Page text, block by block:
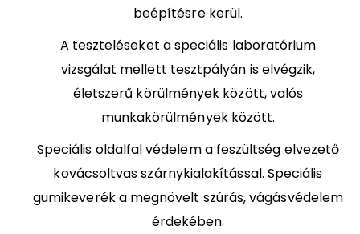
beépítésre kerül.
A teszteléseket a speciális laboratórium
vizsgálat mellett tesztpályán is elvégzik,
életszerű körülmények között, valós
munkakörülmények között.
Speciális oldalfal védelem a feszültség elvezető
kovácsoltvas szárnykialakítással. Speciális
gumikeverék a megnövelt szúrás, vágásvédelem
érdekében.